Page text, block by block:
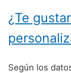
¿Te
Según los